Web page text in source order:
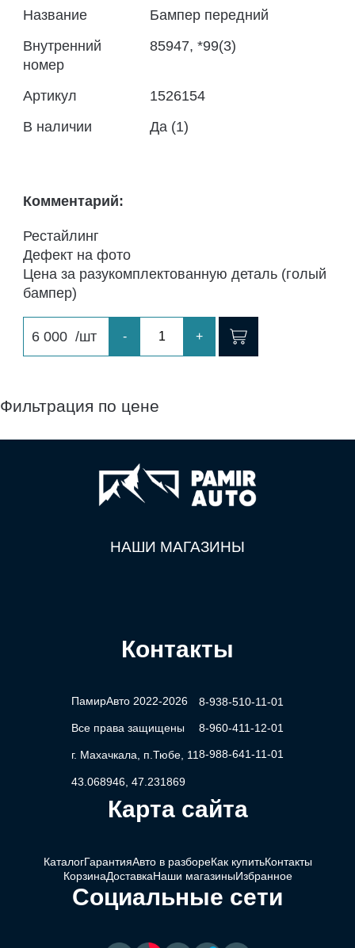
Название
Бампер передний
Внутренний
номер
85947, *99(3)
Артикул
1526154
В наличии
Да (1)
Комментарий:
Рестайлинг
Дефект на фото
Цена за разукомплектованную деталь (голый
бампер)
6 000 /шт - +
Фильтрация по цене
НАШИ МАГАЗИНЫ
Контакты
ПамирАвто 2022-2026
Все права защищены
г. Махачкала, п.Тюбе, 11
43.068946, 47.231869
8-938-510-11-01
8-960-411-12-01
8-988-641-11-01
Карта сайта
КаталогГарантияАвто в разбореКак купитьКонтакты
КорзинаДоставкаНаши магазиныИзбранное
Социальные сети